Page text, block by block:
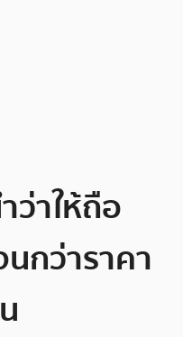
ว่าให้ถือ
กว่าราคา